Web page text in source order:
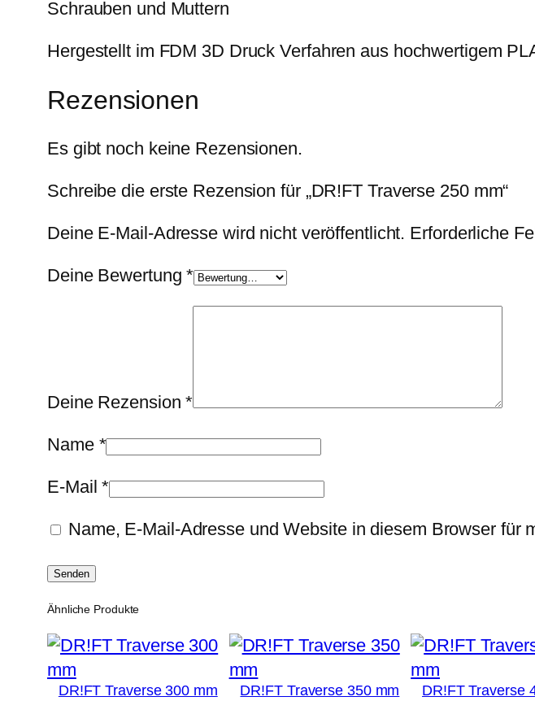
n
Schrauben und Muttern
Hergestellt im FDM 3D Druck Verfahren aus hochwertigem
Rezensionen
Es gibt noch keine Rezensionen.
Schreibe die erste Rezension für „DR!FT Traverse 250 mm“
Deine E-Mail-Adresse wird nicht veröffentlicht. Erforderliche
Deine Bewertung*
Deine Rezension*
Name *
E-Mail*
Name, E-Mail-Adresse und Website in diesem Browser für
Ähnliche Produkte
DR!FT Traverse 300 mm DR!FT Traverse 350 mm DR!FT Traverse